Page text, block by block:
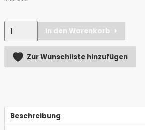
Anzahl
In den Warenkorb
Alternative:
Zur Wunschliste hinzufügen
Beschreibung